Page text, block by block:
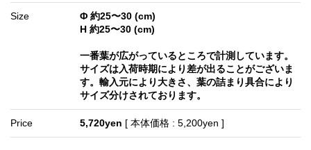
Size
Φ 約25〜30 (cm)
H 約25〜30 (cm)
一番葉が広がっているところで計測しています。
サイズは入荷時期により差が出ることがございま
す。輸入元により大きさ、葉の詰まり具合により
サイズ分けされております。
Price 5,720yen [ 本体価格 : 5,200yen ]